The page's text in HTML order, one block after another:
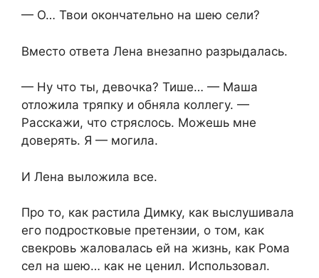
— О… Твои окончательно на шею сели?
Вместо ответа Лена внезапно разрыдалась.
— Ну что ты, девочка? Тише… — Маша
отложила тряпку и обняла коллегу. —
Расскажи, что стряслось. Можешь мне
доверять. Я — могила.
И Лена выложила все.
Про то, как растила Димку, как выслушивала
его подростковые претензии, о том, как
свекровь жаловалась ей на жизнь, как Рома
сел на шею… как не ценил. Использовал.